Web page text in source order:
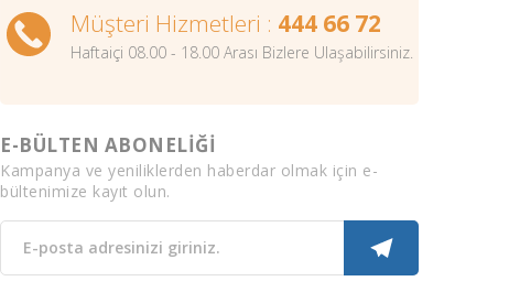
Müşteri Hizmetleri : 444 66 72
Haftaiçi 08.00 - 18.00 Arası Bizlere Ulaşabilirsiniz.
E-BÜLTEN ABONELİĞİ
Kampanya ve yeniliklerden haberdar olmak için e-
bültenimize kayıt olun.